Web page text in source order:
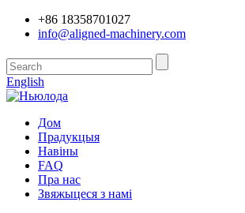
+86 18358701027
info@aligned-machinery.com
English
Дом
Прадукцыя
Навіны
FAQ
Пра нас
Звяжыцеся з намі